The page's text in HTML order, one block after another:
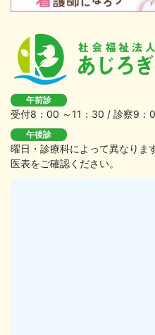
午前診
受付8：00 ～11：30 / 診察9：
午後診
曜日・診療科によって異なりま
医表をご確認ください。